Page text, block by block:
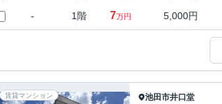
- 1階 7万円 5,000円
賃貸マンション 池田市井口堂